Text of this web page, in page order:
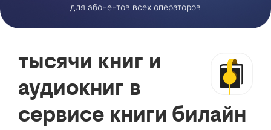
для абонентов всех операторов
тысячи книг и
аудиокниг в
сервисе книги билайн